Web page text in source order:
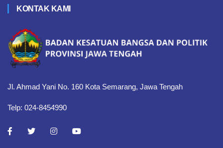
KONTAK KAMI
Jl. Ahmad Yani No. 160 Kota Semarang, Jawa Tengah
Telp: 024-8454990